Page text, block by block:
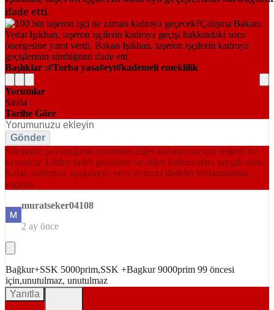
ifade etti.
Başlıklar : Torba yasa eyt kademeli emeklilik
Yorumlar
Sırala :
Tarihe Göre
Gönder
Sitemizde paylaştığınız yorumlar, diğer kullanıcılar için değerli bir
kaynaktır. Lütfen farklı görüşlere ve diğer kullanıcılara saygılı olun.
Kaba, saldırgan, aşağılayıcı veya ayrımcı ifadeler kullanmaktan
kaçının.
muratseker04108
2 ay önce
Bağkur+SSK 5000prim,SSK +Bagkur 9000prim 99 öncesi
için,unutulmaz, unutulmaz
Yanıtla